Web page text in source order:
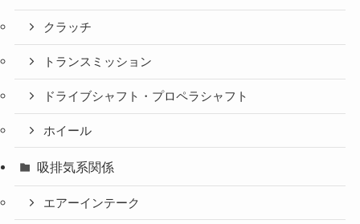
クラッチ
トランスミッション
ドライブシャフト・プロペラシャフト
ホイール
吸排気系関係
エアーインテーク